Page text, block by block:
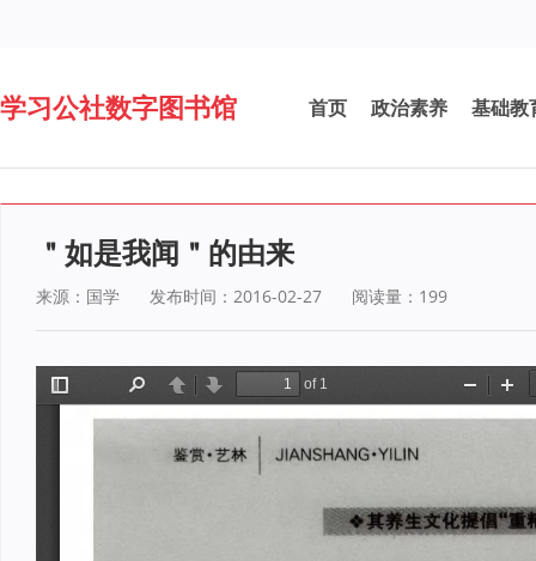
学习公社数字图书馆 首页 政治素养 基础教
＂如是我闻＂的由来
来源：国学 发布时间：2016-02-27 阅读量： 199